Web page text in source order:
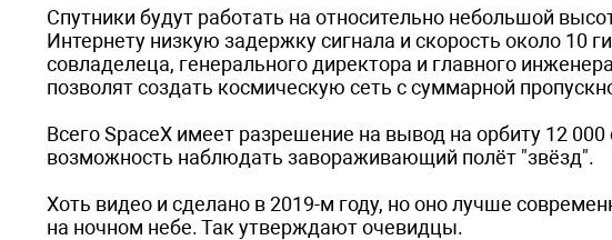
Спутники будут работать на относительно небольшой
Интернету низкую задержку сигнала и скорость около 10
совладелеца, генерального директора и главного
позволят создать космическую сеть с суммарной
Всего SpaceX имеет разрешение на вывод на орбиту 12
возможность наблюдать завораживающий полёт "звёзд".
Хоть видео и сделано в 2019-м году, но оно лучше
на ночном небе. Так утверждают очевидцы.